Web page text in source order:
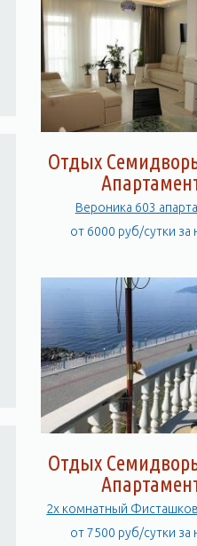
Отдых
Вероника 603
от 6000 руб/сутки за
Отдых
от 7500 руб/сутки за